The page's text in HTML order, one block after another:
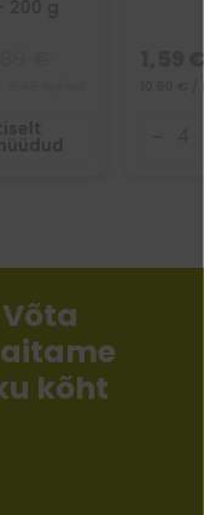
1,59
kõht